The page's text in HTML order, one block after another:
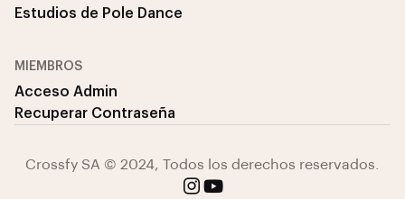
Estudios de Pole Dance
MIEMBROS
Acceso Admin
Recuperar Contraseña
Crossfy SA © 2024, Todos los derechos reservados.